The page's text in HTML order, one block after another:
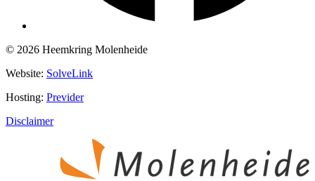
© 2026 Heemkring Molenheide
Website: SolveLink
Hosting: Previder
Disclaimer